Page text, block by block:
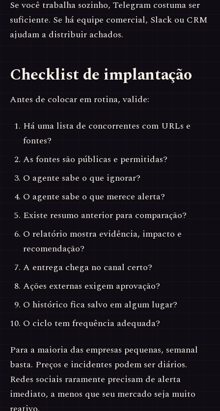
Se você trabalha sozinho, Telegram costuma ser
suficiente. Se há equipe comercial, Slack ou CRM
ajudam a distribuir achados.
Checklist de implantação
Antes de colocar em rotina, valide:
Há uma lista de concorrentes com URLs e
fontes?
As fontes são públicas e permitidas?
O agente sabe o que ignorar?
O agente sabe o que merece alerta?
Existe resumo anterior para comparação?
O relatório mostra evidência, impacto e
recomendação?
A entrega chega no canal certo?
Ações externas exigem aprovação?
O histórico fica salvo em algum lugar?
O ciclo tem frequência adequada?
Para a maioria das empresas pequenas, semanal
basta. Preços e incidentes podem ser diários.
Redes sociais raramente precisam de alerta
imediato, a menos que seu mercado seja muito